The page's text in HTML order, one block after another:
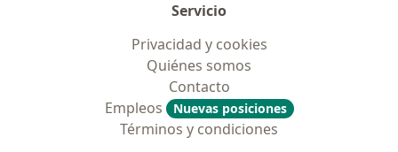
Servicio
Privacidad y cookies
Quiénes somos
Contacto
Empleos
Nuevas posiciones
Términos y condiciones